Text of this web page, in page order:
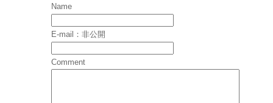
Name
E-mail：非公開
Comment